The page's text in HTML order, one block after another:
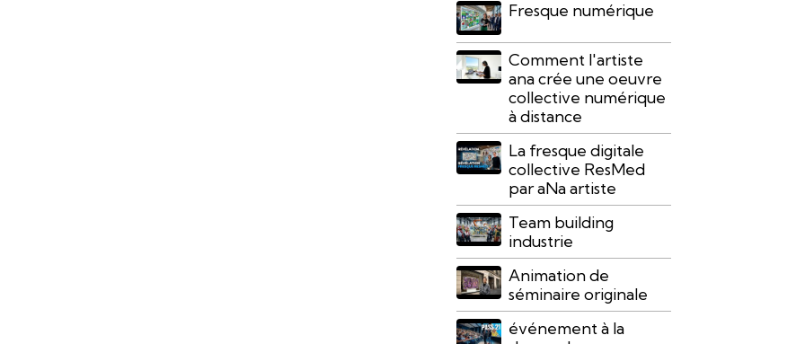
Fresque numérique
Comment l'artiste
ana crée une oeuvre
collective numérique
à distance
La fresque digitale
collective ResMed
par aNa artiste
Team building
industrie
Animation de
séminaire originale
événement à la